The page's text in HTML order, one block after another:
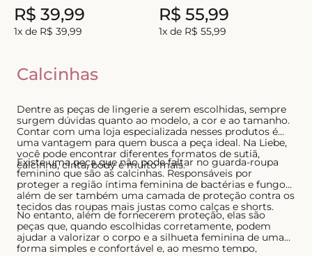
R$ 39,99
1x de R$ 39,99
R$ 55,99
1x de R$ 55,99
Calcinhas
Dentre as peças de lingerie a serem escolhidas, sempre
surgem dúvidas quanto ao modelo, a cor e ao tamanho.
Contar com uma loja especializada nesses produtos é
uma vantagem para quem busca a peça ideal. Na Liebe,
você pode encontrar diferentes formatos de sutiã,
calcinha, cinta, body e muito mais.
Existe uma peça que não pode faltar no guarda-roupa
feminino que são as calcinhas. Responsáveis por
proteger a região íntima feminina de bactérias e fungos,
além de ser também uma camada de proteção contra os
tecidos das roupas mais justas como calças e shorts.
No entanto, além de fornecerem proteção, elas são
peças que, quando escolhidas corretamente, podem
ajudar a valorizar o corpo e a silhueta feminina de uma
forma simples e confortável e, ao mesmo tempo,
biquini